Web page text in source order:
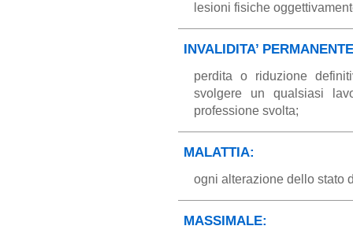
lesioni fisiche
INVALIDITA’
perdita o riduzione
svolgere un qualsiasi
professione svolta;
MALATTIA:
ogni alterazione dello stato
MASSIMALE: